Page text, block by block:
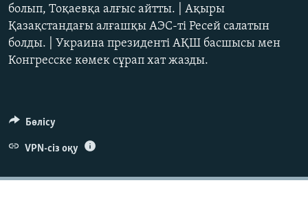
Auto 360p
720p 1080p
болып, Тоқаевқа алғыс айтты. | Ақыры
Қазақстандағы алғашқы АЭС-ті Ресей салатын
болды. | Украина президенті АҚШ басшысы мен
Конгресске көмек сұрап хат жазды.
Бөлісу
VPN-сіз оқу